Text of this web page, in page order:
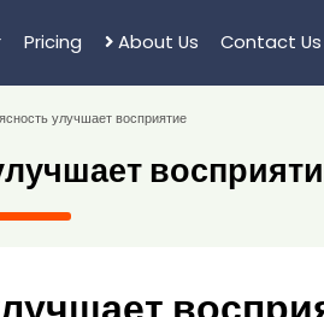
Pricing About Us Contact Us
улучшает восприятие